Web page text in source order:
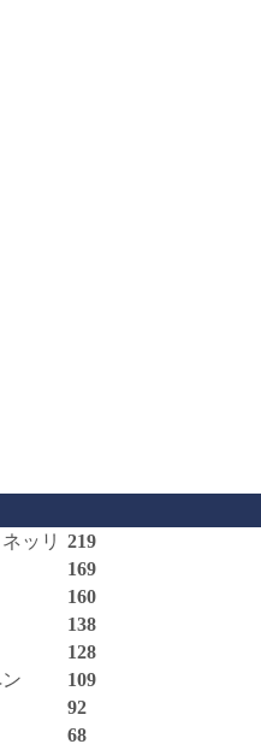
ッリ 219
169
160
138
128
109
92
68